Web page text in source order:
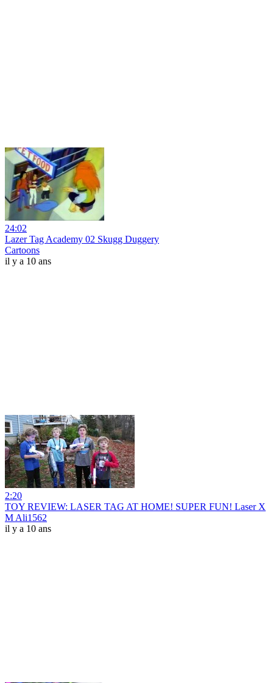
24:02
Lazer Tag Academy 02 Skugg Duggery
Cartoons
il y a 10 ans
2:20
TOY REVIEW: LASER TAG AT HOME! SUPER FUN! Laser X
M Ali1562
il y a 10 ans